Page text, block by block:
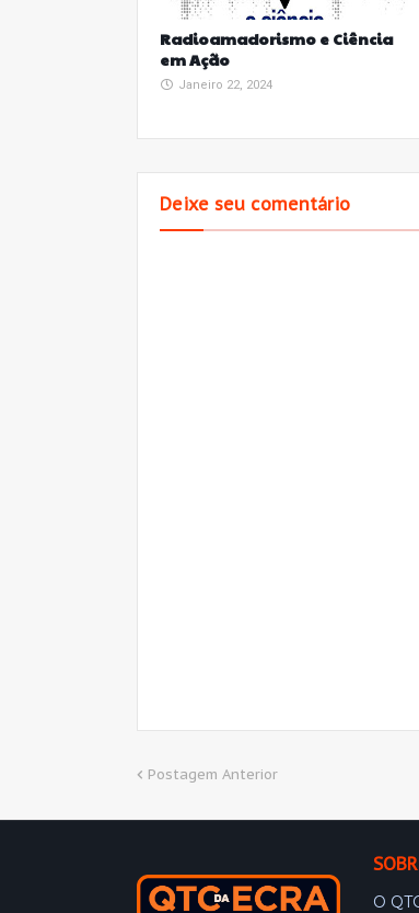
Radioamadorismo e Ciência
em Ação
Janeiro 22, 2024
Deixe seu comentário
Postagem Anterior
O